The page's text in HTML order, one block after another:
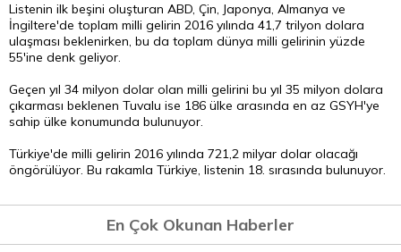
Listenin ilk beşini oluşturan ABD, Çin, Japonya, Almanya ve
İngiltere'de toplam milli gelirin 2016 yılında 41,7 trilyon dolara
ulaşması beklenirken, bu da toplam dünya milli gelirinin yüzde
55'ine denk geliyor.
Geçen yıl 34 milyon dolar olan milli gelirini bu yıl 35 milyon dolara
çıkarması beklenen Tuvalu ise 186 ülke arasında en az GSYH'ye
sahip ülke konumunda bulunuyor.
Türkiye'de milli gelirin 2016 yılında 721,2 milyar dolar olacağı
öngörülüyor. Bu rakamla Türkiye, listenin 18. sırasında bulunuyor.
En Çok Okunan Haberler